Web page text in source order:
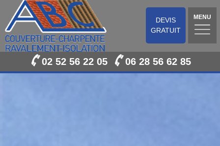
DEVIS
GRATUIT
MENU
02 52 56 22 05 06 28 56 62 85